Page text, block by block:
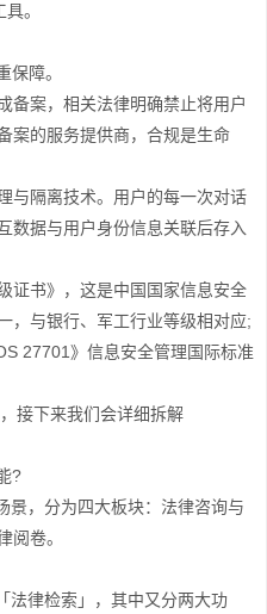
。
障。
案，相关法律明确禁止将用户
案的服务提供商，合规是生命
隔离技术。用户的每一次对话
数据与用户身份信息关联后存入
书》，这是中国国家信息安全
，与银行、军工行业等级相对应;
27701》信息安全管理国际标准
下来我们会详细拆解
?
，分为四大板块：法律咨询与
阅卷。
律检索」，其中又分两大功